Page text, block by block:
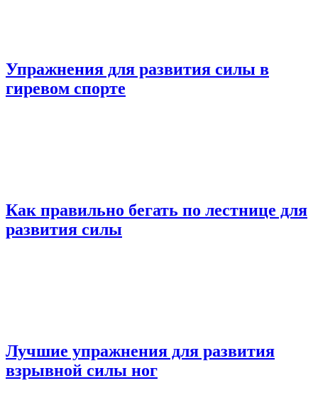
Упражнения для развития силы в
гиревом спорте
Как правильно бегать по лестнице для
развития силы
Лучшие упражнения для развития
взрывной силы ног